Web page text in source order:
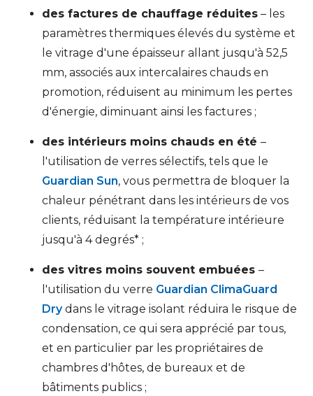
des factures de chauffage réduites – les
paramètres thermiques élevés du système et
le vitrage d'une épaisseur allant jusqu'à 52,5
mm, associés aux intercalaires chauds en
promotion, réduisent au minimum les pertes
d'énergie, diminuant ainsi les factures ;
des intérieurs moins chauds en été –
l'utilisation de verres sélectifs, tels que le
Guardian Sun, vous permettra de bloquer la
chaleur pénétrant dans les intérieurs de vos
clients, réduisant la température intérieure
jusqu'à 4 degrés* ;
des vitres moins souvent embuées –
l'utilisation du verre Guardian ClimaGuard
Drydans le vitrage isolant réduira le risque de
condensation, ce qui sera apprécié par tous,
et en particulier par les propriétaires de
chambres d'hôtes, de bureaux et de
bâtiments publics ;